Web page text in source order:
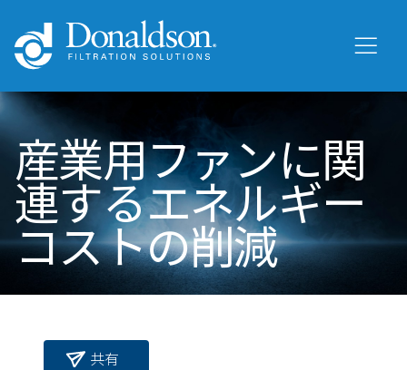
産業用ファンに関
連するエネルギー
コストの削減
共有